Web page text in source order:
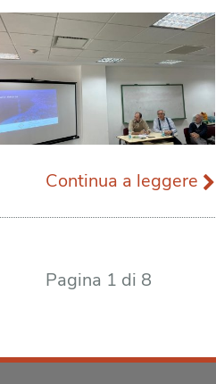
Continua a leggere
Pagina 1 di 8